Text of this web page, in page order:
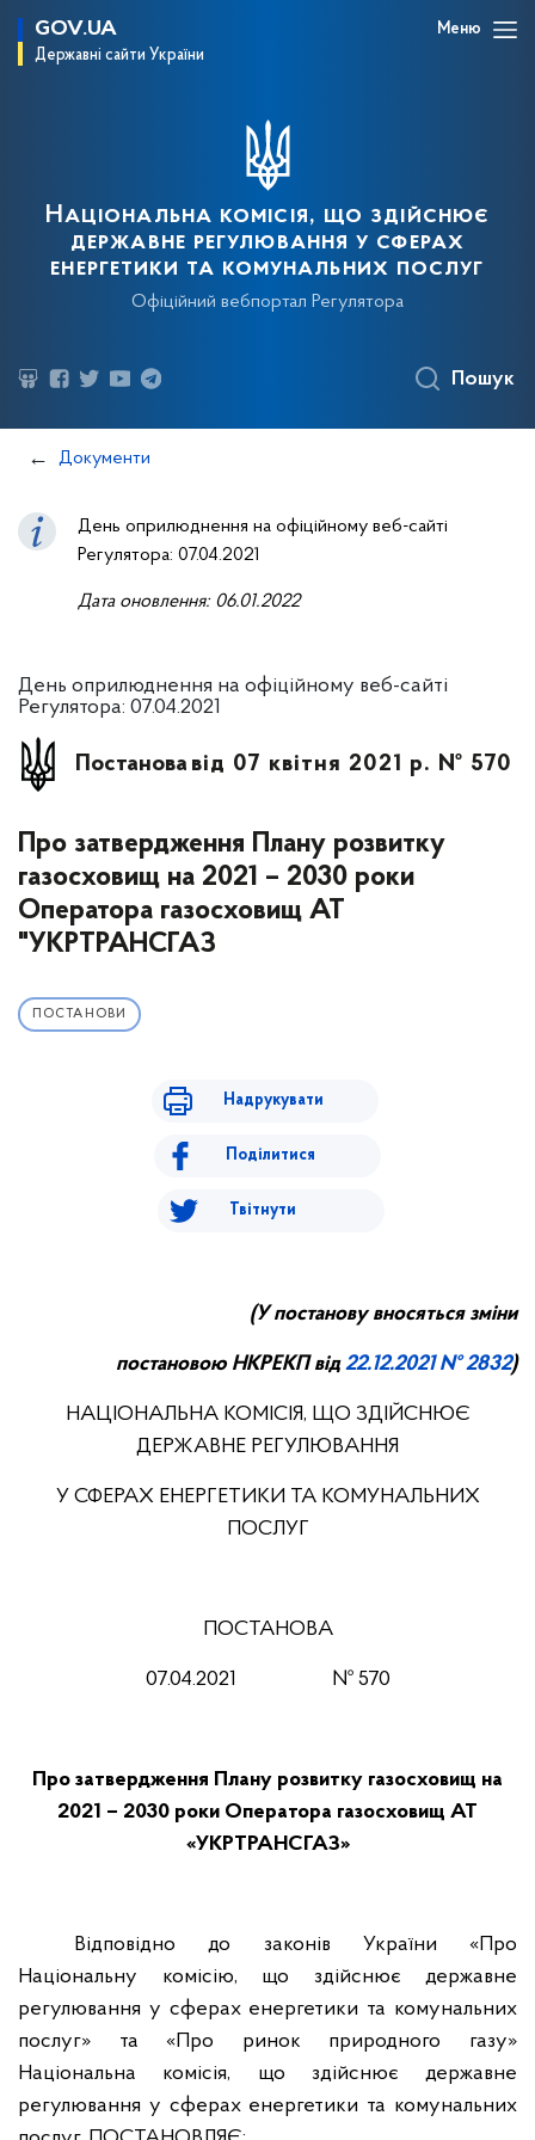
GOV.UA
Державні сайти України
Меню
Національна комісія, що здійснює
державне регулювання у сферах
енергетики та комунальних послуг
Офіційний вебпортал Регулятора
Пошук
Документи
День оприлюднення на офіційному веб-сайті
Регулятора: 07.04.2021
Дата оновлення: 06.01.2022
День оприлюднення на офіційному веб-сайті
Регулятора: 07.04.2021
Постанова від 07 квітня 2021 р. № 570
Про затвердження Плану розвитку
газосховищ на 2021 – 2030 роки
Оператора газосховищ АТ
"УКРТРАНСГАЗ
ПОСТАНОВИ
Надрукувати
Поділитися
Твітнути
(У постанову вносяться зміни
постановою НКРЕКП від22.12.2021№ 2832)
НАЦІОНАЛЬНА КОМІСІЯ, ЩО ЗДІЙСНЮЄ
ДЕРЖАВНЕ РЕГУЛЮВАННЯ
У СФЕРАХ ЕНЕРГЕТИКИ ТА КОМУНАЛЬНИХ
ПОСЛУГ
ПОСТАНОВА
07.04.2021 № 570
Про затвердження Плану розвитку газосховищ на
2021 – 2030 роки Оператора газосховищ АТ
«УКРТРАНСГАЗ»
Відповідно до законів України «Про
Національну комісію, що здійснює державне
регулювання у сферах енергетики та комунальних
послуг» та «Про ринок природного газу»
Національна комісія, що здійснює державне
регулювання у сферах енергетики та комунальних